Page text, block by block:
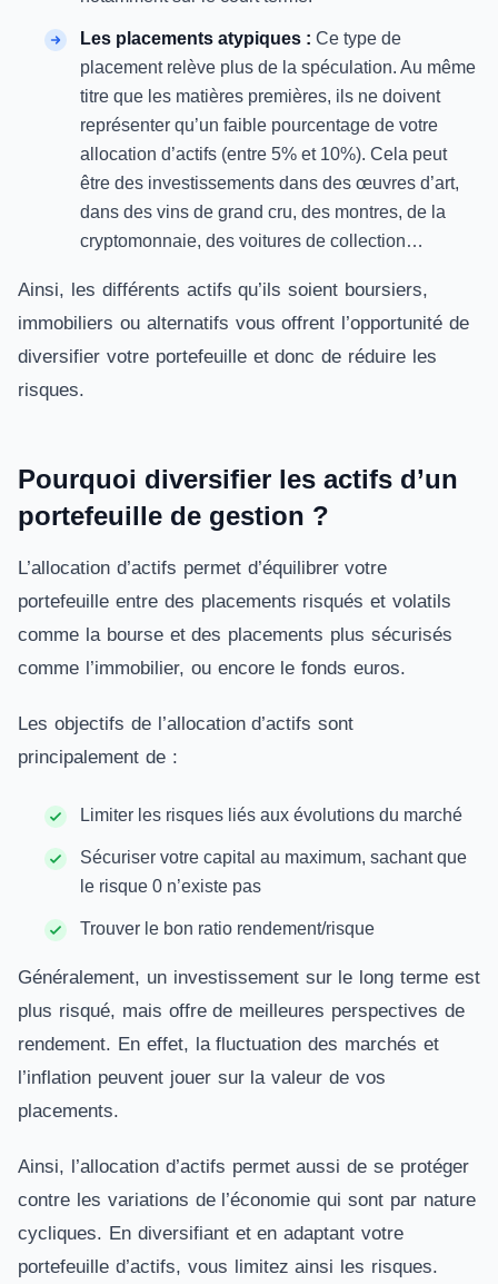
Les placements atypiques : Ce type de
placement relève plus de la spéculation. Au même
titre que les matières premières, ils ne doivent
représenter qu’un faible pourcentage de votre
allocation d’actifs (entre 5% et 10%). Cela peut
être des investissements dans des œuvres d’art,
dans des vins de grand cru, des montres, de la
cryptomonnaie, des voitures de collection…
Ainsi, les différents actifs qu’ils soient boursiers,
immobiliers ou alternatifs vous offrent l’opportunité de
diversifier votre portefeuille et donc de réduire les
risques.
Pourquoi diversifier les actifs d’un
portefeuille de gestion ?
L’allocation d’actifs permet d’équilibrer votre
portefeuille entre des placements risqués et volatils
comme la bourse et des placements plus sécurisés
comme l’immobilier, ou encore le fonds euros.
Les objectifs de l’allocation d’actifs sont
principalement de :
Limiter les risques liés aux évolutions du marché
Sécuriser votre capital au maximum, sachant que
le risque 0 n’existe pas
Trouver le bon ratio rendement/risque
Généralement, un investissement sur le long terme est
plus risqué, mais offre de meilleures perspectives de
rendement. En effet, la fluctuation des marchés et
l’inflation peuvent jouer sur la valeur de vos
placements.
Ainsi, l’allocation d’actifs permet aussi de se protéger
contre les variations de l’économie qui sont par nature
cycliques. En diversifiant et en adaptant votre
portefeuille d’actifs, vous limitez ainsi les risques.